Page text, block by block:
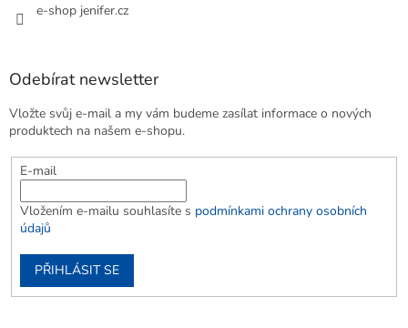
e-shop jenifer.cz
Odebírat newsletter
Vložte svůj e-mail a my vám budeme zasílat informace o nových
produktech na našem e-shopu.
E-mail
Vložením e-mailu souhlasíte s podmínkami ochrany osobních
údajů
PŘIHLÁSIT SE